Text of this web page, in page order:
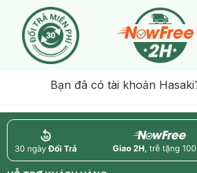
Bạn đã có tài khoản
return nowfree